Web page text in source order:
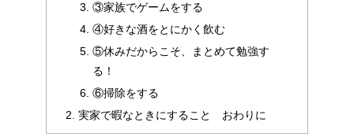
③家族でゲームをする
④好きな酒をとにかく飲む
⑤休みだからこそ、まとめて勉強す
る！
⑥掃除をする
実家で暇なときにすること おわりに